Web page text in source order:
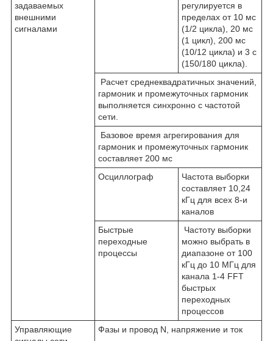
задаваемых
внешними
сигналами
регулируется в
пределах от 10 мс
(1/2 цикла), 20 мс
(1 цикл), 200 мс
(10/12 цикла) и 3 с
(150/180 цикла).
Расчет среднеквадратичных значений,
гармоник и промежуточных гармоник
выполняется синхронно с частотой
сети.
Базовое время агрегирования для
гармоник и промежуточных гармоник
составляет 200 мс
Осциллограф
Частота выборки
составляет 10,24
кГц для всех 8-и
каналов
Быстрые
переходные
процессы
Частоту выборки
можно выбрать в
диапазоне от 100
кГц до 10 МГц для
канала 1-4 FFT
быстрых
переходных
процессов
Управляющие
Фазы и провод N, напряжение и ток